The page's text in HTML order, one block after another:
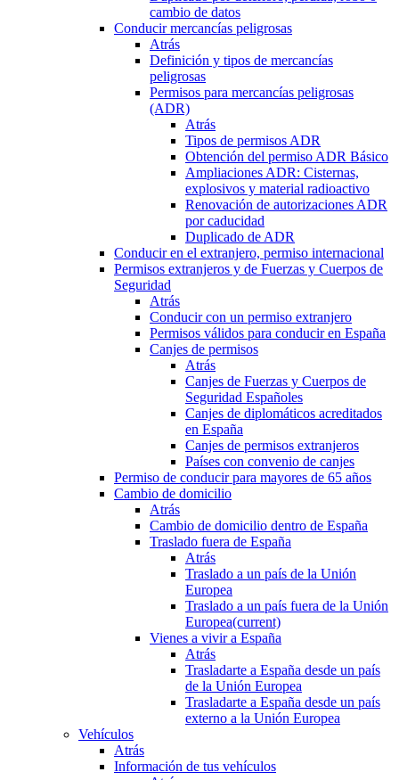
cambio de datos
Conducir mercancías peligrosas
Atrás
Definición y tipos de mercancías
peligrosas
Permisos para mercancías peligrosas
(ADR)
Atrás
Tipos de permisos ADR
Obtención del permiso ADR Básico
Ampliaciones ADR: Cisternas,
explosivos y material radioactivo
Renovación de autorizaciones ADR
por caducidad
Duplicado de ADR
Conducir en el extranjero, permiso internacional
Permisos extranjeros y de Fuerzas y Cuerpos de
Seguridad
Atrás
Conducir con un permiso extranjero
Permisos válidos para conducir en España
Canjes de permisos
Atrás
Canjes de Fuerzas y Cuerpos de
Seguridad Españoles
Canjes de diplomáticos acreditados
en España
Canjes de permisos extranjeros
Países con convenio de canjes
Permiso de conducir para mayores de 65 años
Cambio de domicilio
Atrás
Cambio de domicilio dentro de España
Traslado fuera de España
Atrás
Traslado a un país de la Unión
Europea
Traslado a un país fuera de la Unión
Europea(current)
Vienes a vivir a España
Atrás
Trasladarte a España desde un país
de la Unión Europea
Trasladarte a España desde un país
externo a la Unión Europea
Vehículos
Atrás
Información de tus vehículos